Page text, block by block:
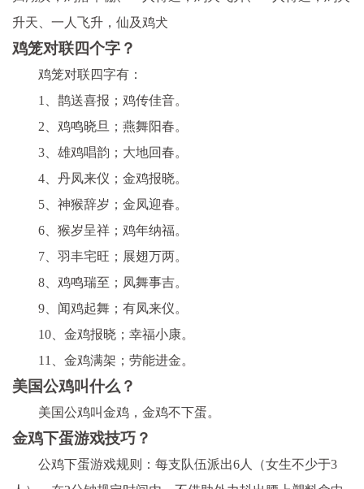
升天、一人飞升，仙及鸡犬
鸡笼对联四个字？
鸡笼对联四字有：
1、鹊送喜报；鸡传佳音。
2、鸡鸣晓旦；燕舞阳春。
3、雄鸡唱韵；大地回春。
4、丹凤来仪；金鸡报晓。
5、神猴辞岁；金凤迎春。
6、猴岁呈祥；鸡年纳福。
7、羽丰宅旺；展翅万两。
8、鸡鸣瑞至；凤舞事吉。
9、闻鸡起舞；有凤来仪。
10、金鸡报晓；幸福小康。
11、金鸡满架；劳能进金。
美国公鸡叫什么？
美国公鸡叫金鸡，金鸡不下蛋。
金鸡下蛋游戏技巧？
公鸡下蛋游戏规则：每支队伍派出6人（女生不少于3